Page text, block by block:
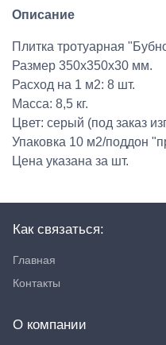
Описание
Плитка тротуарная
Размер 350х350х30 мм.
Расход на 1 м2: 8 шт.
Масса: 8,5 кг.
Цвет: серый (под заказ
Упаковка 10 м2/поддон
Цена указана за шт.
Как связаться:
Главная
Контакты
О компании